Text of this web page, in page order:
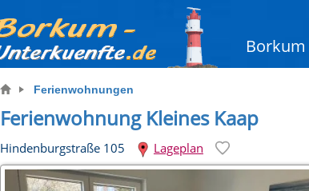
Borkum
Ferienwohnungen
Ferienwohnung Kleines Kaap
Hindenburgstraße 105 Lageplan